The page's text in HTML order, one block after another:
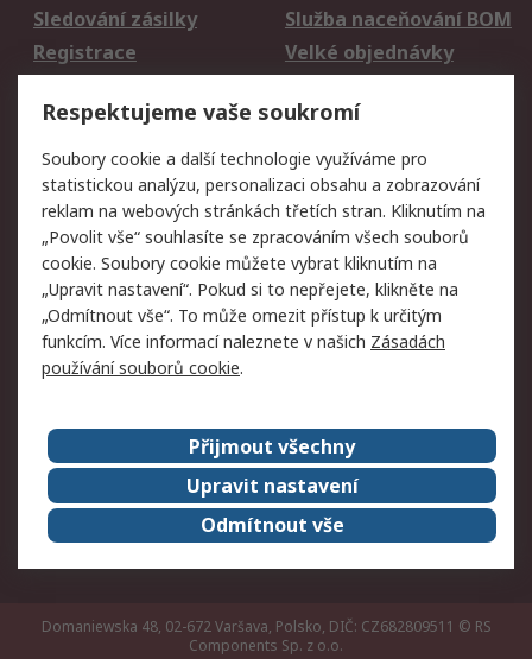
Sledování zásilky
Služba naceňování BOM
Registrace
Velké objednávky
Právní
Autorská práva
Obchodní podmínky
společnosti RS
Prohlášení o ochraně
údajů
Zabezpečení
elektronické pošty
Zásady pro soubory
cookie
Zásady ochrany
osobních údajů
Kontakt
O naší společnosti
RS Group
Kariéra
Ocenění
ESG
Domaniewska 48, 02-672 Varšava, Polsko, DIČ: CZ682809511 © RS
Components Sp. z o.o.
Respektujeme vaše soukromí
Soubory cookie a další technologie využíváme pro
statistickou analýzu, personalizaci obsahu a zobrazování
reklam na webových stránkách třetích stran. Kliknutím na
„Povolit vše“ souhlasíte se zpracováním všech souborů
cookie. Soubory cookie můžete vybrat kliknutím na
„Upravit nastavení“. Pokud si to nepřejete, klikněte na
„Odmítnout vše“. To může omezit přístup k určitým
funkcím. Více informací naleznete v našich Zásadách
používání souborů cookie.
Přijmout všechny
Upravit nastavení
Odmítnout vše